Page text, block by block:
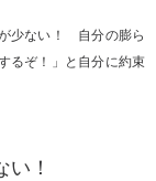
少ない！ 自分の膨ら
るぞ！」と自分に約束
！